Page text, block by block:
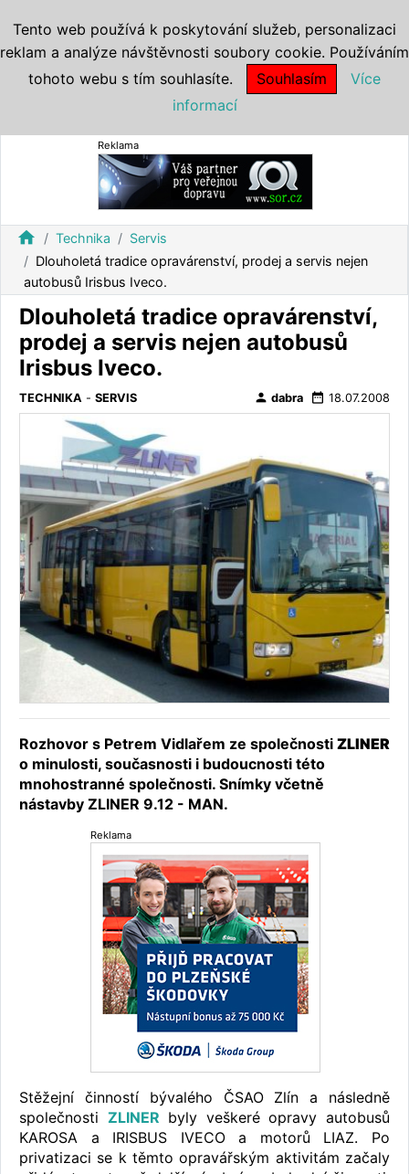
Reklama
home Technika
Servis
Dlouholetá tradice opravárenství, prodej a servis nejen
autobusů Irisbus Iveco.
Dlouholetá tradice opravárenství,
prodej a servis nejen autobusů
Irisbus Iveco.
TECHNIKA - SERVIS person dabra date_range 18.07.2008
Rozhovor s Petrem Vidlařem ze společnosti ZLINER
o minulosti, současnosti i budoucnosti této
mnohostranné společnosti. Snímky včetně
nástavby ZLINER 9.12 - MAN.
Reklama
Stěžejní činností bývalého ČSAO Zlín a následně
společnosti ZLINER byly veškeré opravy autobusů
KAROSA a IRISBUS IVECO a motorů LIAZ. Po
privatizaci se k těmto opravářským aktivitám začaly
Tento web používá k poskytování služeb, personalizaci
reklam a analýze návštěvnosti soubory cookie. Používáním
tohoto webu s tím souhlasíte.
Souhlasím
Více
informací